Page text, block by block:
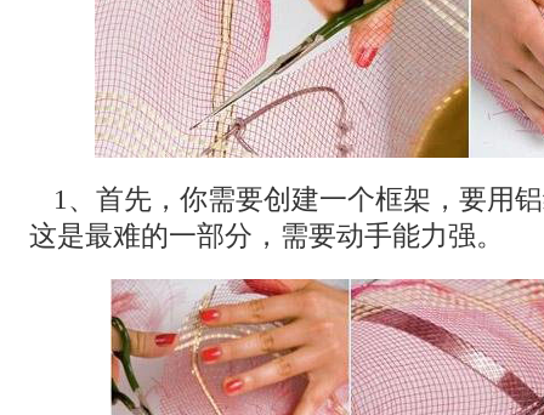
1、首先，你需要创建一个框架，要用
这是最难的一部分，需要动手能力强。